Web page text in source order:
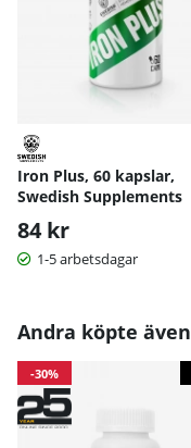
175 mg 47 %
Iron Plus, 60 kapslar,
Swedish Supplements
84 kr
1-5 arbetsdagar
Andra köpte även
-30%